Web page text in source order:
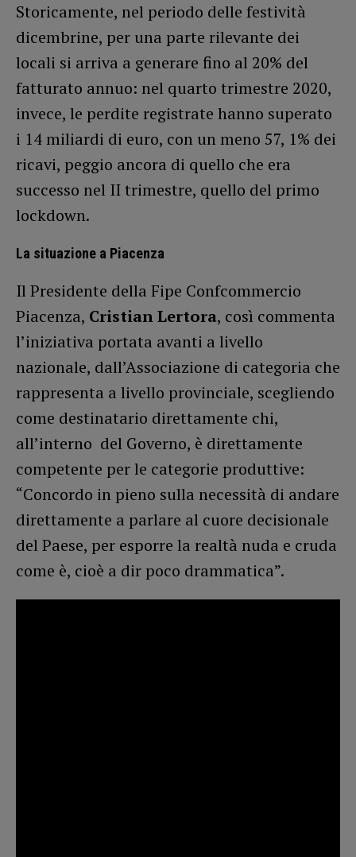
Storicamente, nel periodo delle festività
dicembrine, per una parte rilevante dei
locali si arriva a generare fino al 20% del
fatturato annuo: nel quarto trimestre 2020,
invece, le perdite registrate hanno superato
i 14 miliardi di euro, con un meno 57, 1% dei
ricavi, peggio ancora di quello che era
successo nel II trimestre, quello del primo
lockdown.
La situazione a Piacenza
Il Presidente della Fipe Confcommercio
Piacenza, Cristian Lertora, così commenta
l’iniziativa portata avanti a livello
nazionale, dall’Associazione di categoria che
rappresenta a livello provinciale, scegliendo
come destinatario direttamente chi,
all’interno del Governo, è direttamente
competente per le categorie produttive:
“Concordo in pieno sulla necessità di andare
direttamente a parlare al cuore decisionale
del Paese, per esporre la realtà nuda e cruda
come è, cioè a dir poco drammatica”.